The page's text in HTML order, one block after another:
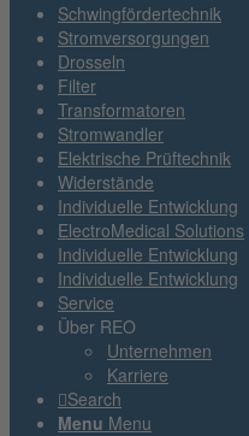
Schwingfördertechnik
Stromversorgungen
Drosseln
Filter
Transformatoren
Stromwandler
Elektrische Prüftechnik
Widerstände
Individuelle Entwicklung
ElectroMedical Solutions
Individuelle Entwicklung
Individuelle Entwicklung
Service
Über REO
Unternehmen
Karriere
Search
Menu Menu